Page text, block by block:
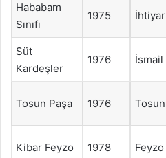
Hababam
Sınıfı
1975 İhtiyar
Süt
Kardeşler
1976 İsmail
Tosun Paşa 1976 Tosun
Kibar Feyzo 1978 Feyzo